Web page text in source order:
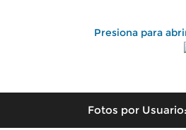
Presiona para
Fotos por Usuario: